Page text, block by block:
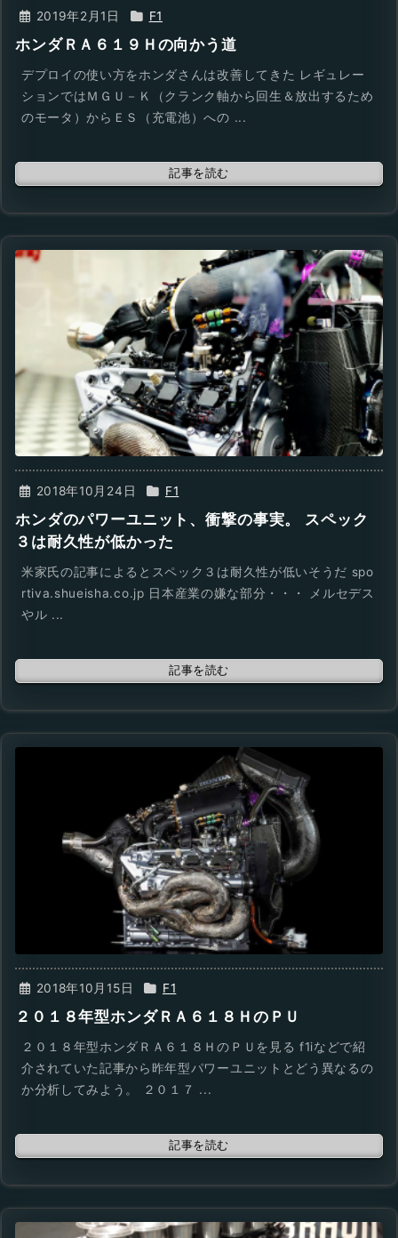
2019年2月1日 F1
ホンダＲＡ６１９Ｈの向かう道
デプロイの使い方をホンダさんは改善してきた レギュレー
ションではＭＧＵ－Ｋ（クランク軸から回生＆放出するため
のモータ）からＥＳ（充電池）への ...
記事を読む
2018年10月24日 F1
ホンダのパワーユニット、衝撃の事実。 スペック
３は耐久性が低かった
米家氏の記事によるとスペック３は耐久性が低いそうだ spo
rtiva.shueisha.co.jp 日本産業の嫌な部分・・・ メルセデス
やル ...
記事を読む
2018年10月15日 F1
２０１８年型ホンダＲＡ６１８ＨのＰＵ
２０１８年型ホンダＲＡ６１８ＨのＰＵを見る f1iなどで紹
介されていた記事から昨年型パワーユニットとどう異なるの
か分析してみよう。 ２０１７ ...
記事を読む